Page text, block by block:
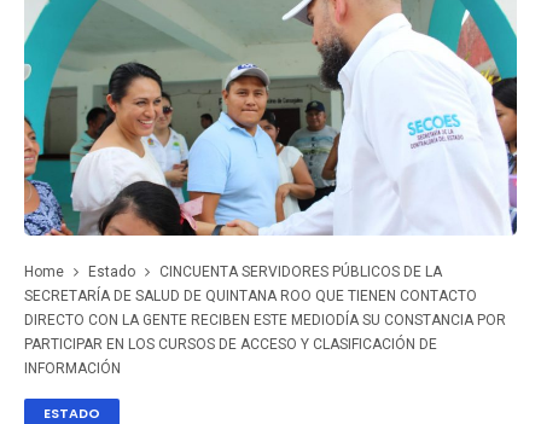
Home Estado
CINCUENTA SERVIDORES PÚBLICOS DE LA
SECRETARÍA DE SALUD DE QUINTANA ROO QUE TIENEN CONTACTO
DIRECTO CON LA GENTE RECIBEN ESTE MEDIODÍA SU CONSTANCIA POR
PARTICIPAR EN LOS CURSOS DE ACCESO Y CLASIFICACIÓN DE
INFORMACIÓN
ESTADO